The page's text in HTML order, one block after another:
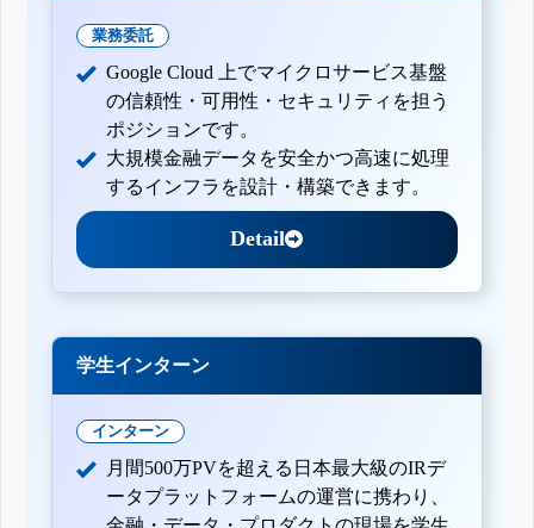
業務委託
Google Cloud 上でマイクロサービス基盤
の信頼性・可用性・セキュリティを担う
ポジションです。
大規模金融データを安全かつ高速に処理
するインフラを設計・構築できます。
Detail
学生インターン
インターン
月間500万PVを超える日本最大級のIRデ
ータプラットフォームの運営に携わり、